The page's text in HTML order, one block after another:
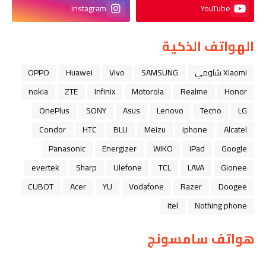
YouTube
Instagram
الهواتف الذكية
Xiaomi شاومي SAMSUNG
Vivo
Huawei
OPPO
Honor
Realme
Motorola
Infinix
ZTE
nokia
LG
Tecno
Lenovo
Asus
SONY
OnePlus
Alcatel
iphone
Meizu
BLU
HTC
Condor
Google
iPad
WIKO
Energizer
Panasonic
Gionee
LAVA
TCL
Ulefone
Sharp
evertek
Doogee
Razer
Vodafone
YU
Acer
CUBOT
Nothing phone
itel
هواتف سامسونج